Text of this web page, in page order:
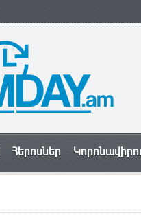
Հերոսներ